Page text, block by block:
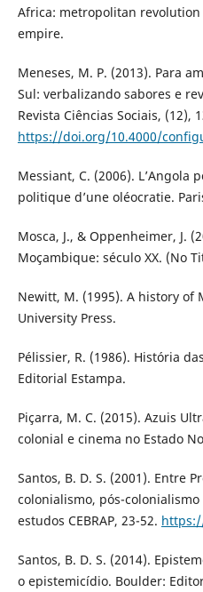
Africa: metropolitan
empire.
Meneses, M. P. (2013). Para
Sul: verbalizando sabores e
Revista Ciências Sociais, (12),
https://doi.org/10.4000/
Messiant, C. (2006). L’Angola
politique d’une oléocratie.
Mosca, J., & Oppenheimer, J.
Moçambique: século XX. (No
Newitt, M. (1995). A history of
University Press.
Pélissier, R. (1986). História
Editorial Estampa.
Piçarra, M. C. (2015). Azuis
colonial e cinema no Estado
Santos, B. D. S. (2001). Entre
colonialismo, pós-
estudos CEBRAP, 23-52.
Santos, B. D. S. (2014).
o epistemicídio. Boulder: